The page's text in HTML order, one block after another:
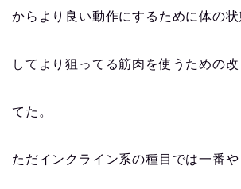
からより良い動作にするために体の
してより狙ってる筋肉を使うための改
てた。
ただインクライン系の種目では一番